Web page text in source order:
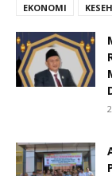
EKONOMI